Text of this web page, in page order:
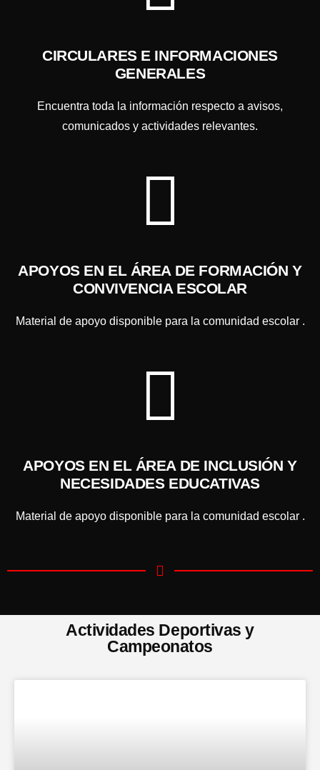
CIRCULARES E INFORMACIONES
GENERALES
Encuentra toda la información respecto a avisos,
comunicados y actividades relevantes.
APOYOS EN EL ÁREA DE FORMACIÓN Y
CONVIVENCIA ESCOLAR
Material de apoyo disponible para la comunidad escolar .
APOYOS EN EL ÁREA DE INCLUSIÓN Y
NECESIDADES EDUCATIVAS
Material de apoyo disponible para la comunidad escolar .
Actividades Deportivas y
Campeonatos